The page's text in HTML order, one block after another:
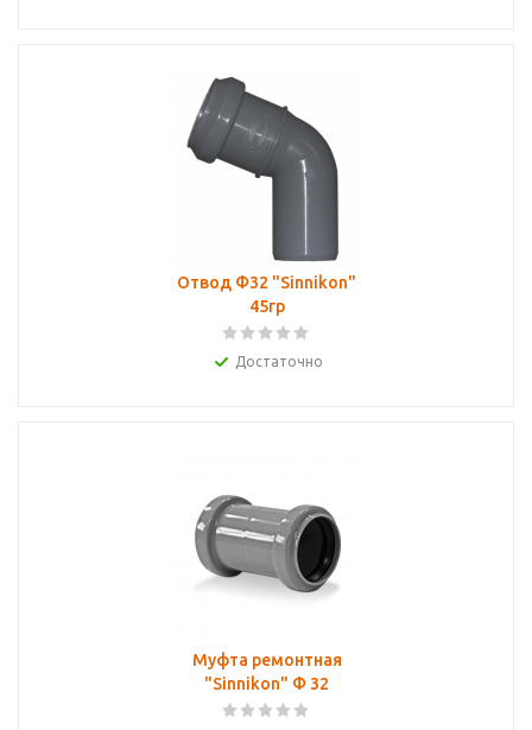
Отвод Ф32 "Sinnikon"
45гр
Достаточно
Муфта ремонтная
"Sinnikon" Ф 32